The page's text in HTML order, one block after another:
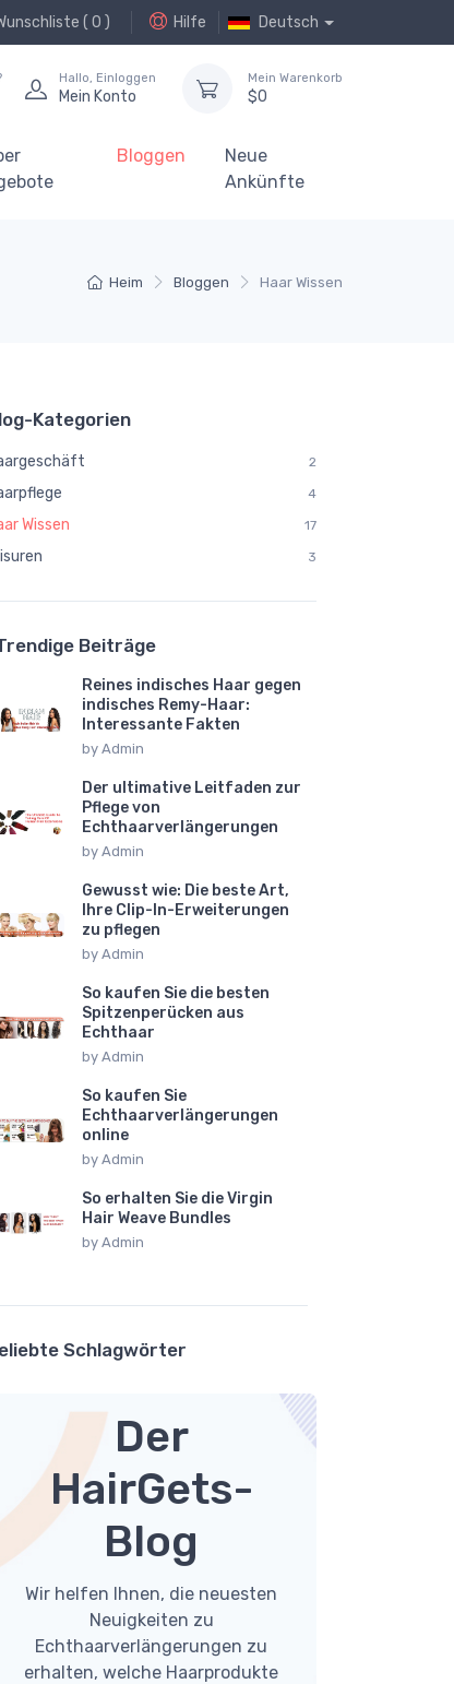
(0 ) Hilfe Deutsch
Hallo, Einloggen
Mein Konto
Mein Warenkorb
$0
Bloggen
Neue
Ankünfte
Heim Bloggen Haar Wissen
Kategorien
2
4
Wissen 17
3
Beiträge
Reines indisches Haar gegen
indisches Remy-Haar:
Interessante Fakten
by Admin
Der ultimative Leitfaden zur
Pflege von
Echthaarverlängerungen
by Admin
Gewusst wie: Die beste Art,
Ihre Clip-In-Erweiterungen
zu pflegen
by Admin
So kaufen Sie die besten
Spitzenperücken aus
Echthaar
by Admin
So kaufen Sie
Echthaarverlängerungen
online
by Admin
So erhalten Sie die Virgin
Hair Weave Bundles
by Admin
Schlagwörter
Der
HairGets-
Blog
Wir helfen Ihnen, die neuesten
Neuigkeiten zu
Echthaarverlängerungen zu
erhalten, welche Haarprodukte